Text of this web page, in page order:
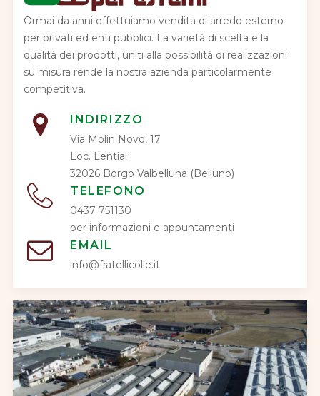
Ormai da anni effettuiamo vendita di arredo esterno
per privati ed enti pubblici. La varietà di scelta e la
qualità dei prodotti, uniti alla possibilità di realizzazioni
su misura rende la nostra azienda particolarmente
competitiva.
INDIRIZZO
Via Molin Novo, 17
Loc. Lentiai
32026 Borgo Valbelluna (Belluno)
TELEFONO
0437 751130
per informazioni e appuntamenti
EMAIL
info@fratellicolle.it